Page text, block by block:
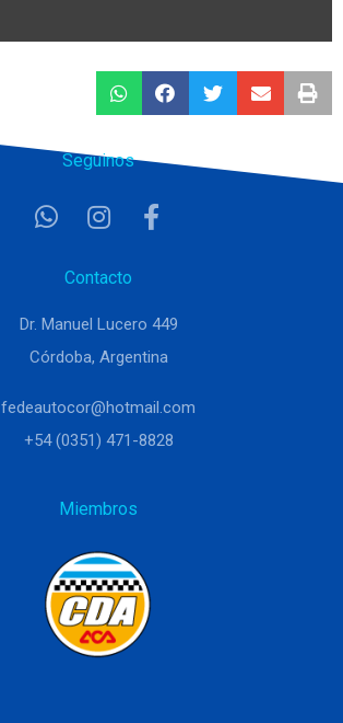
Seguinos
Contacto
Dr. Manuel Lucero 449
Córdoba, Argentina
fedeautocor@hotmail.com
+54 (0351) 471-8828
Miembros